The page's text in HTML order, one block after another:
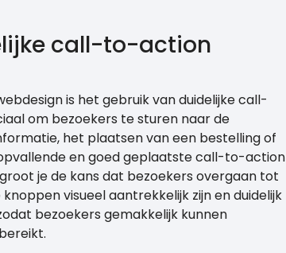
call-to-action
is het gebruik van duidelijke call-
om bezoekers te sturen naar de
het plaatsen van een bestelling of
en goed geplaatste call-to-action
je de kans dat bezoekers overgaan tot
visueel aantrekkelijk zijn en duidelijk
bezoekers gemakkelijk kunnen